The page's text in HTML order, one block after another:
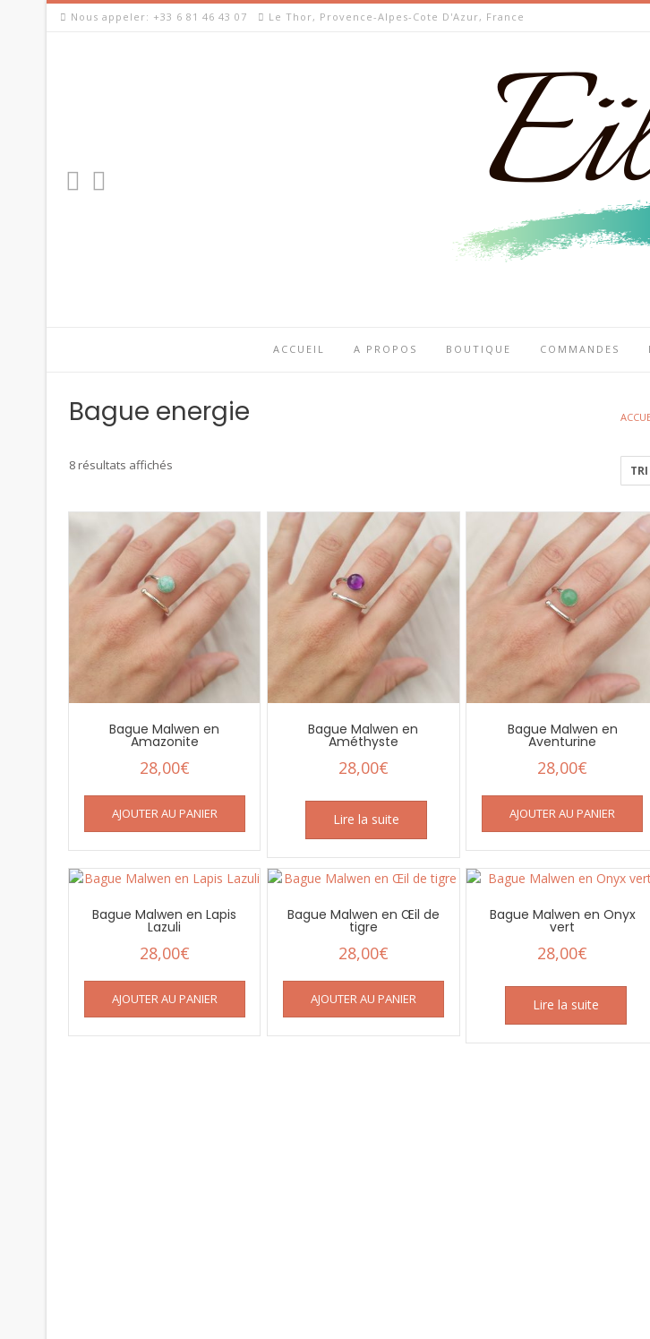
Nous appeler: +33 6 81 46 43 07 Le Thor, Provence-Alpes-Cote D'Azur, France
ACCUEIL A PROPOS BOUTIQUE COMMANDES
Bague energie
8 résultats affichés
Bague Malwen en
Amazonite
28,00€
AJOUTER AU PANIER
Bague Malwen en
Améthyste
28,00€
Lire la suite
Bague Malwen en
Aventurine
28,00€
AJOUTER AU PANIER
Bague Malwen en Lapis
Lazuli
28,00€
AJOUTER AU PANIER
Bague Malwen en Œil de
tigre
28,00€
AJOUTER AU PANIER
Bague Malwen en Onyx
vert
28,00€
Lire la suite